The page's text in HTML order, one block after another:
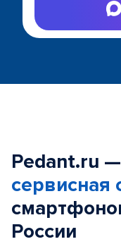
Pedant.ru —
сервисная
России